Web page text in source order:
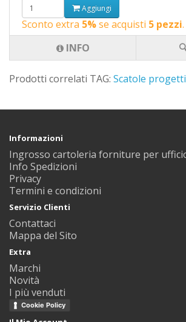
Aggiungi
Sconto extra 5%se acquisti 5 pezzi.
INFO
Prodotti correlati TAG: Scatole
Informazioni
Ingrosso cartoleria forniture per
Info Spedizioni
Privacy
Termini e condizioni
Servizio Clienti
Contattaci
Mappa del Sito
Extra
Marchi
Novità
I più venduti
Cookie Policy